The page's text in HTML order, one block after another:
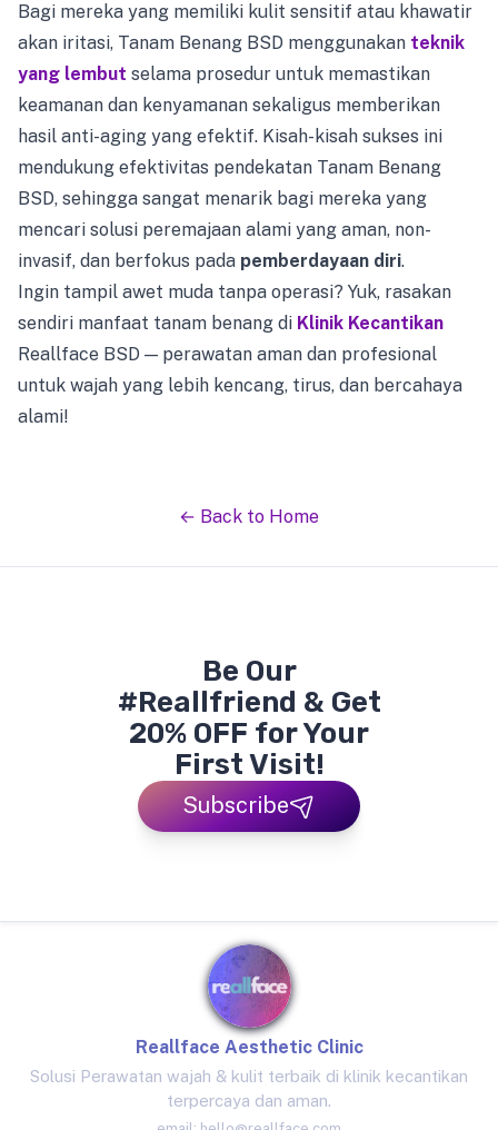
Bagi mereka yang memiliki kulit sensitif atau khawatir
akan iritasi, Tanam Benang BSD menggunakan teknik
yang lembut selama prosedur untuk memastikan
keamanan dan kenyamanan sekaligus memberikan
hasil anti-aging yang efektif. Kisah-kisah sukses ini
mendukung efektivitas pendekatan Tanam Benang
BSD, sehingga sangat menarik bagi mereka yang
mencari solusi peremajaan alami yang aman, non-
invasif, dan berfokus pada pemberdayaan diri.
Ingin tampil awet muda tanpa operasi? Yuk, rasakan
sendiri manfaat tanam benang di Klinik Kecantikan
Reallface BSD — perawatan aman dan profesional
untuk wajah yang lebih kencang, tirus, dan bercahaya
alami!
← Back to Home
Be Our
#Reallfriend & Get
20% OFF for Your
First Visit!
Subscribe
Reallface Aesthetic Clinic
Solusi Perawatan wajah & kulit terbaik di klinik kecantikan
terpercaya dan aman.